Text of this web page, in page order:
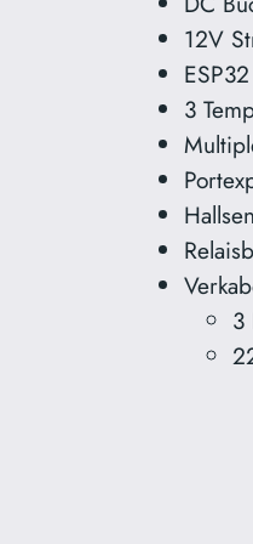
12V
ESP32
3
3